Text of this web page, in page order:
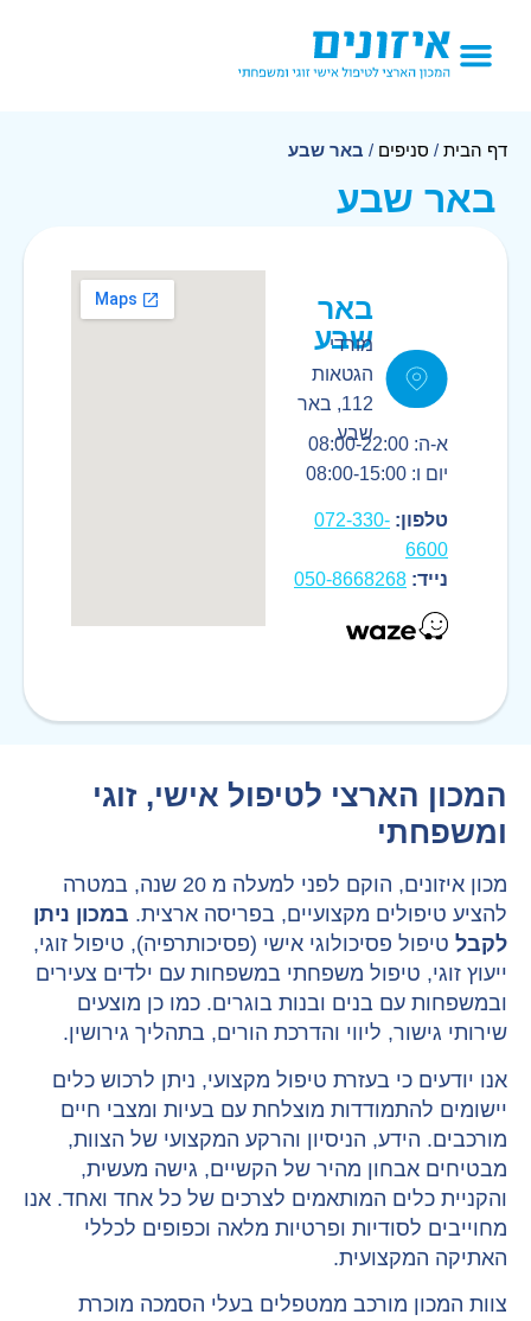
דף הבית / סניפים / באר שבע
באר שבע
באר
שבע
מורדי
הגטאות
112, באר
שבע
א-ה: 08:00-22:00
יום ו: 08:00-15:00
טלפון: 072-330-
6600
נייד: 050-8668268
המכון הארצי לטיפול אישי, זוגי
ומשפחתי
מכון איזונים, הוקם לפני למעלה מ 20 שנה, במטרה
להציע טיפולים מקצועיים, בפריסה ארצית. במכון ניתן
לקבל טיפול פסיכולוגי אישי (פסיכותרפיה), טיפול זוגי,
ייעוץ זוגי, טיפול משפחתי במשפחות עם ילדים צעירים
ובמשפחות עם בנים ובנות בוגרים. כמו כן מוצעים
שירותי גישור, ליווי והדרכת הורים, בתהליך גירושין.
אנו יודעים כי בעזרת טיפול מקצועי, ניתן לרכוש כלים
יישומים להתמודדות מוצלחת עם בעיות ומצבי חיים
מורכבים. הידע, הניסיון והרקע המקצועי של הצוות,
מבטיחים אבחון מהיר של הקשיים, גישה מעשית,
והקניית כלים המותאמים לצרכים של כל אחד ואחד. אנו
מחוייבים לסודיות ופרטיות מלאה וכפופים לכללי
האתיקה המקצועית.
צוות המכון מורכב ממטפלים בעלי הסמכה מוכרת